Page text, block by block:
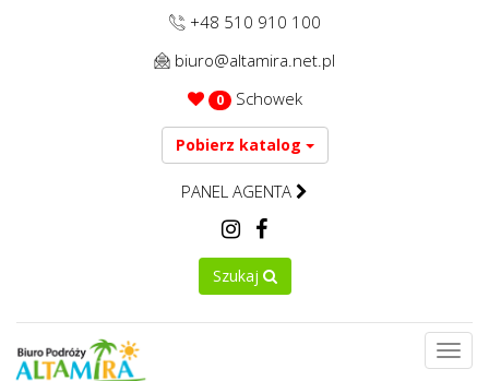
+48 510 910 100
biuro@altamira.net.pl
0 Schowek
Pobierz katalog
PANEL AGENTA
Szukaj